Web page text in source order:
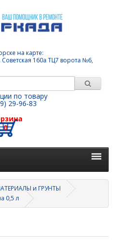
на карте:
Советская 160а ТЦ7 ворота №6,
по товару
29-96-83
0
и ГРУНТЫ
0,5 л